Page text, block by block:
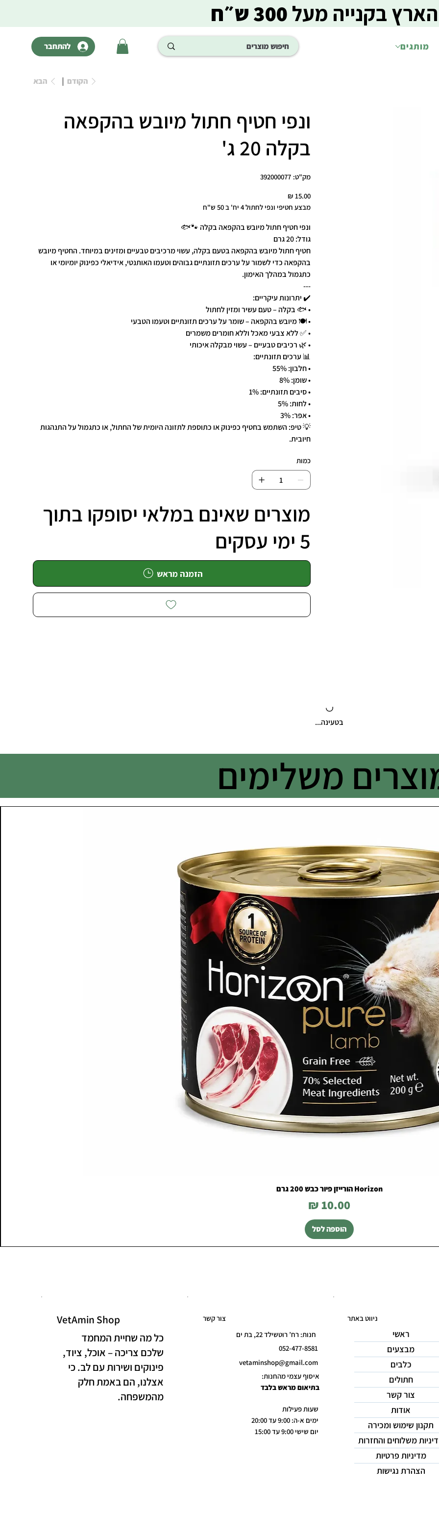
מותגים להתחבר
בקנייה מעל300 ש״ח
הקודם הבא
ונפי חטיף חתול מיובש בהקפאה
בקלה 20 ג'
מק"ט:
מק"ט
392000077
392000077
מחיר
‏15.00 ‏₪
מבצע חטיפי ונפי לחתול 4 יח' ב 50 ש"ח
ונפי חטיף חתול מיובש בהקפאה בקלה 🐾🐟
גודל: 20 גרם
חטיף חתול מיובש בהקפאה בטעם בקלה, עשוי מרכיבים טבעיים ומזינים במיוחד. החטיף מיובש
בהקפאה כדי לשמור על ערכים תזונתיים גבוהים וטעמו האותנטי, אידיאלי כפינוק יומיומי או
כתגמול במהלך האימון.
---
✔️ יתרונות עיקריים:
• 🐟 בקלה – טעם עשיר ומזין לחתול
• 🍽️ מיובש בהקפאה – שומר על ערכים תזונתיים וטעמו הטבעי
• ✅ ללא צבעי מאכל וללא חומרים משמרים
• 🌿 רכיבים טבעיים – עשוי מבקלה איכותי
📊 ערכים תזונתיים:
• חלבון: 55%
• שומן: 8%
• סיבים תזונתיים: 1%
• לחות: 5%
• אפר: 3%
💡 טיפ: השתמש בחטיף כפינוק או כתוספת לתזונה היומית של החתול, או כתגמול על התנהגות
חיובית.
כמות
מוצרים שאינם במלאי יסופקו בתוך
5 ימי עסקים
הזמנה מראש
בטעינה...
משלימים
Horizon הורייזן פיור כבש 200 גרם
מחיר
הוספה לסל
VetAmin Shop
כל מה שחיית המחמד
שלכם צריכה – אוכל, ציוד,
פינוקים ושירות עם לב. כי
אצלנו, הם באמת חלק
מהמשפחה.
חנות: רח’ רוטשילד 22, בת ים
052-477-8581
vetaminshop@gmail.com
איסוף עצמי מהחנות:
בתיאום מראש בלבד
שעות פעילות
ימים א-ה: 9:00 עד 20:00
יום שישי 9:00 עד 15:00
צור קשר ניווט באתר
ראשי
מבצעים
כלבים
חתולים
צור קשר
אודות
תקנון שימוש ומכירה
משלוחים והחזרות
מדיניות פרטיות
הצהרת נגישות